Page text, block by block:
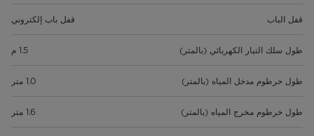
قفل الباب قفل باب إلكتروني
طول سلك التيار الكهربائي (بالمتر) 1.5 م
طول خرطوم مدخل المياه (بالمتر) 1.0 متر
طول خرطوم مخرج المياه (بالمتر) 1.6 متر